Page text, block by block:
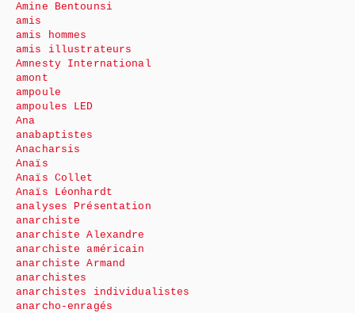
Amine Bentounsi
amis
amis hommes
amis illustrateurs
Amnesty International
amont
ampoule
ampoules LED
Ana
anabaptistes
Anacharsis
Anaïs
Anaïs Collet
Anaïs Léonhardt
analyses Présentation
anarchiste
anarchiste Alexandre
anarchiste américain
anarchiste Armand
anarchistes
anarchistes individualistes
anarcho-enragés